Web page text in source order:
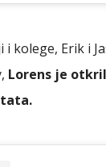
kolege, Erik i
Lorens je